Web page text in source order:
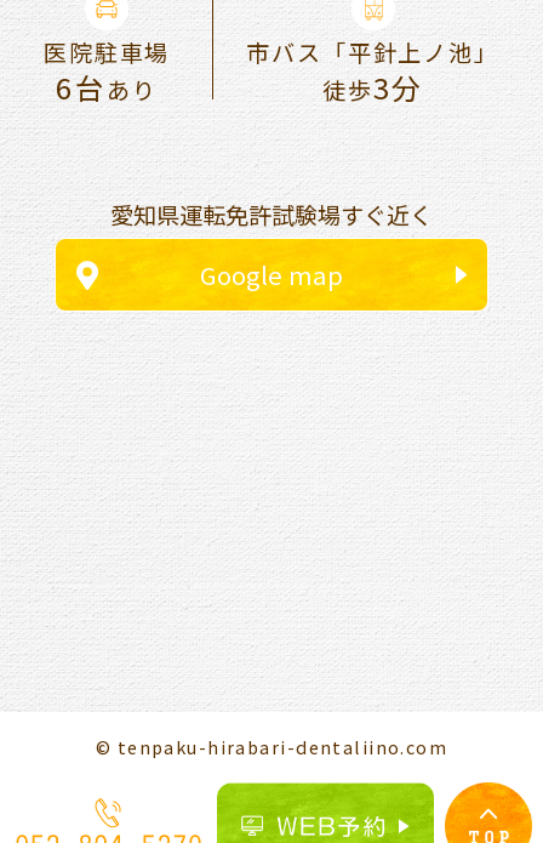
医院駐車場
6台あり
市バス「平針上ノ池」
徒歩3分
愛知県運転免許試験場すぐ近く
Google map
© tenpaku-hirabari-dentaliino.com